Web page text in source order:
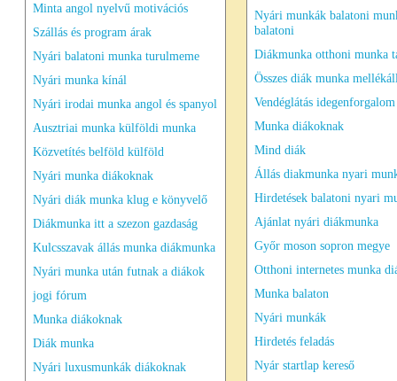
Minta angol nyelvű motivációs
Szállás és program árak
Nyári balatoni munka turulmeme
Nyári munka kínál
Nyári irodai munka angol és spanyol
Ausztriai munka külföldi munka
Közvetítés belföld külföld
Nyári munka diákoknak
Nyári diák munka klug e könyvelő
Diákmunka itt a szezon gazdaság
Kulcsszavak állás munka diákmunka
Nyári munka után futnak a diákok
jogi fórum
Munka diákoknak
Diák munka
Nyári luxusmunkák diákoknak
Nyári munkák balatoni
balatoni
Diákmunka otthoni munka
Összes diák munka
Vendéglátás
Munka diákoknak
Mind diák
Állás diakmunka nyari
Hirdetések balatoni nyari
Ajánlat nyári diákmunka
Győr moson sopron megye
Otthoni internetes munka
Munka balaton
Nyári munkák
Hirdetés feladás
Nyár startlap kereső